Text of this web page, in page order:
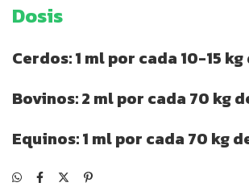
Dosis
Cerdos: 1 ml por cada 10-15
Bovinos: 2 ml por cada 70 kg
Equinos: 1 ml por cada 70 kg